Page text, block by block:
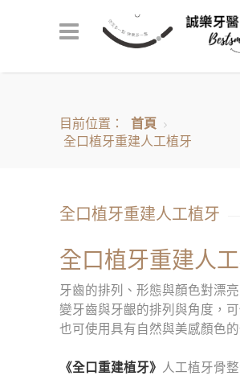
目前位置：
首頁
全口植牙重建人工植牙
全口植牙重建人工植牙
全口植牙重建人
牙齒的排列、形態與顏色對漂
變牙齒與牙齦的排列與角度，
也可使用具有自然與美感顏色
《全口重建植牙》 人工植牙骨